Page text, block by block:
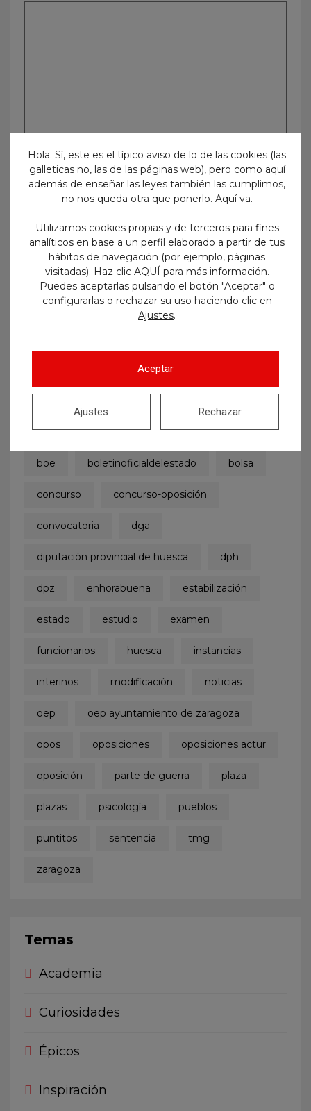
Etiquetas
aprobados auxiliar
ayuntamiento Ayuntamiento de Zaragoza
boe boletinoficialdelestado bolsa
concurso concurso-oposición
convocatoria dga
diputación provincial de huesca dph
dpz enhorabuena estabilización
estado estudio examen
funcionarios huesca instancias
interinos modificación noticias
oep oep ayuntamiento de zaragoza
opos oposiciones oposiciones actur
oposición parte de guerra plaza
plazas psicología pueblos
puntitos sentencia tmg
zaragoza
Temas
Academia
Curiosidades
Épicos
Inspiración
Hola. Sí, este es el típico aviso de lo de las cookies (las
galleticas no, las de las páginas web), pero como aquí
además de enseñar las leyes también las cumplimos,
no nos queda otra que ponerlo. Aquí va.
Utilizamos cookies propias y de terceros para fines
analíticos en base a un perfil elaborado a partir de tus
hábitos de navegación (por ejemplo, páginas
visitadas). Haz clic AQUÍ para más información.
Puedes aceptarlas pulsando el botón "Aceptar" o
configurarlas o rechazar su uso haciendo clic en
Ajustes.
Aceptar
Rechazar
Ajustes